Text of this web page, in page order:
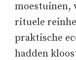
moestuinen,
rituele
praktische
hadden